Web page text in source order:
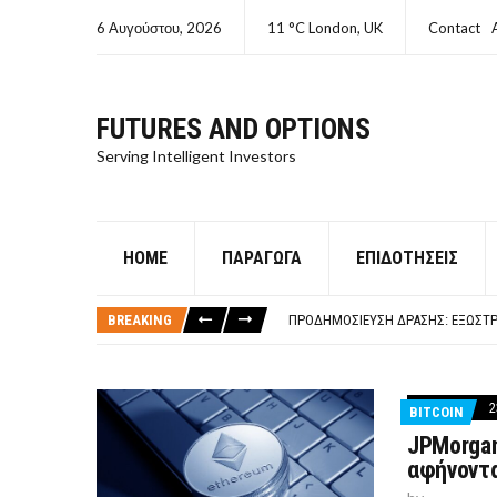
6 Αυγούστου, 2026 11 °C London, UK Contact
FUTURES AND OPTIONS
Serving Intelligent Investors
HOME ΠΑΡΆΓΩΓΑ ΕΠΙΔΟΤΉΣΕΙΣ
BREAKING
ΠΡΟΔΗΜΟΣΊΕΥΣΗ ΔΡΆΣΗΣ:
ΤΙ ΕΊΝΑΙ ΧΡΉΜΑ ΚΕΦΑΛΑΙΟ 8Ο
ΤΑΜΕΊΟ ΜΙΚΡΟΠΙΣΤΏΣΕΩΝ ΣΥΧΝΈΣ
BITCOIN